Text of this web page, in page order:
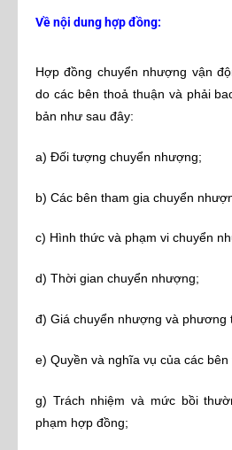
Về nội dung hợp đồng:
Hợp đồng chuyển nhượng vận
do các bên thoả thuận và phải
bản như sau đây:
a) Đối tượng chuyển nhượng;
b) Các bên tham gia chuyển
c) Hình thức và phạm vi chuyển
d) Thời gian chuyển nhượng;
đ) Giá chuyển nhượng và phương
e) Quyền và nghĩa vụ của các
g) Trách nhiệm và mức bồi
phạm hợp đồng;